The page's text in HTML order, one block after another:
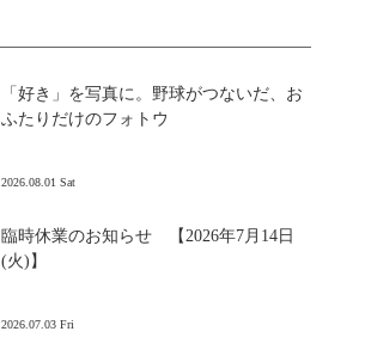
「好き」を写真に。野球がつないだ、お
ふたりだけのフォトウ
2026.08.01 Sat
臨時休業のお知らせ 【2026年7月14日
(火)】
2026.07.03 Fri